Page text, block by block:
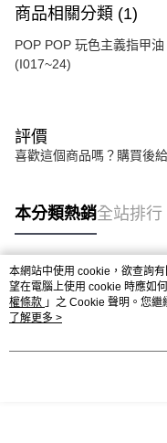
商品相關分類 (1)
POP POP 玩色主義指甲油
(I017~24)
評價
喜歡這個商品嗎？購買後
本分類熱銷全站排行
熱門標籤
本網站中使用 cookie，欲查詢
望在電腦上使用 cookie 時應如
權條款 」之 Cookie 聲明。您
用條款之 Cookie 聲明使用
了解更多 >